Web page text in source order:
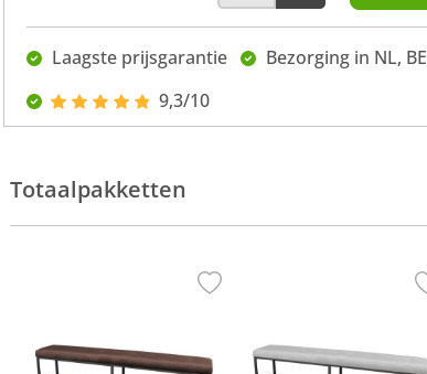
Laagste prijsgarantie
Bezorging in NL,
9,3/10
Totaalpakketten